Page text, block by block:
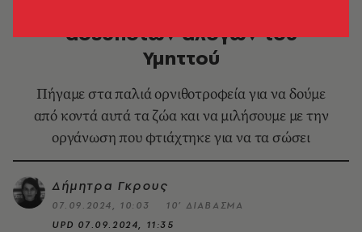
αδέσποτων αλόγων του
Υμηττού
Πήγαμε στα παλιά ορνιθοτροφεία για να δούμε
από κοντά αυτά τα ζώα και να μιλήσουμε με την
οργάνωση που φτιάχτηκε για να τα σώσει
Δήμητρα Γκρους
07.09.2024, 10:03
10’ ΔΙΑΒΑΣΜΑ
UPD 07.09.2024, 11:35